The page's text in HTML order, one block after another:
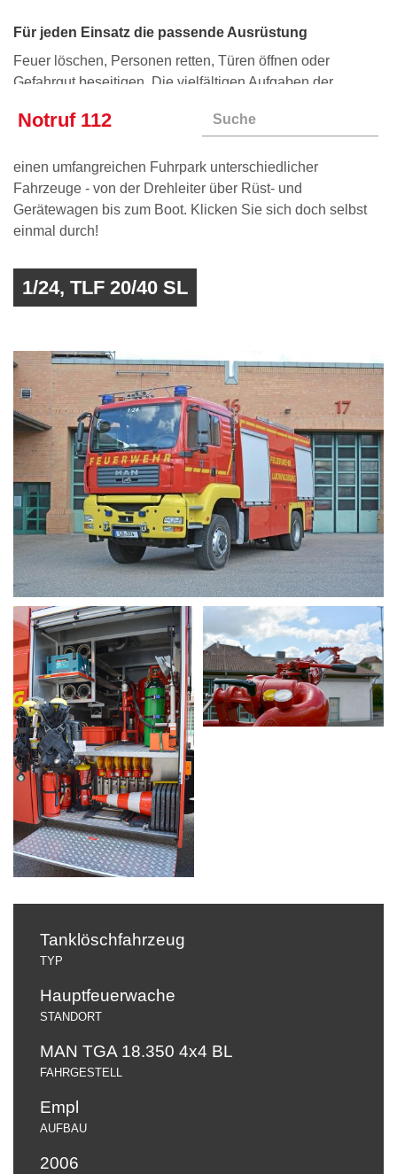
Oft gefragt
Feedback
Notruf 112
Für jeden Einsatz die passende Ausrüstung
Feuer löschen, Personen retten, Türen öffnen oder
Gefahrgut beseitigen. Die vielfältigen Aufgaben der
Ausrüstung. Damit wir für jeden Einsatz optimal
einen umfangreichen Fuhrpark unterschiedlicher
Fahrzeuge - von der Drehleiter über Rüst- und
Gerätewagen bis zum Boot. Klicken Sie sich doch selbst
einmal durch!
1/24, TLF 20/40 SL
TYP
Tanklöschfahrzeug
STANDORT
Hauptfeuerwache
FAHRGESTELL
MAN TGA 18.350 4x4 BL
AUFBAU
Empl
2006